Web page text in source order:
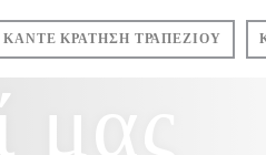
ΚΆΝΤΕ ΚΡΆΤΗΣΗ ΤΡΑΠΕΖΙΟΎ